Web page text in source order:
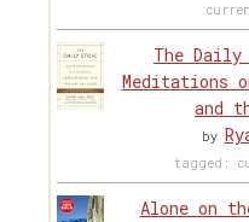
The
Meditations
and
by
tagged:
Alone on